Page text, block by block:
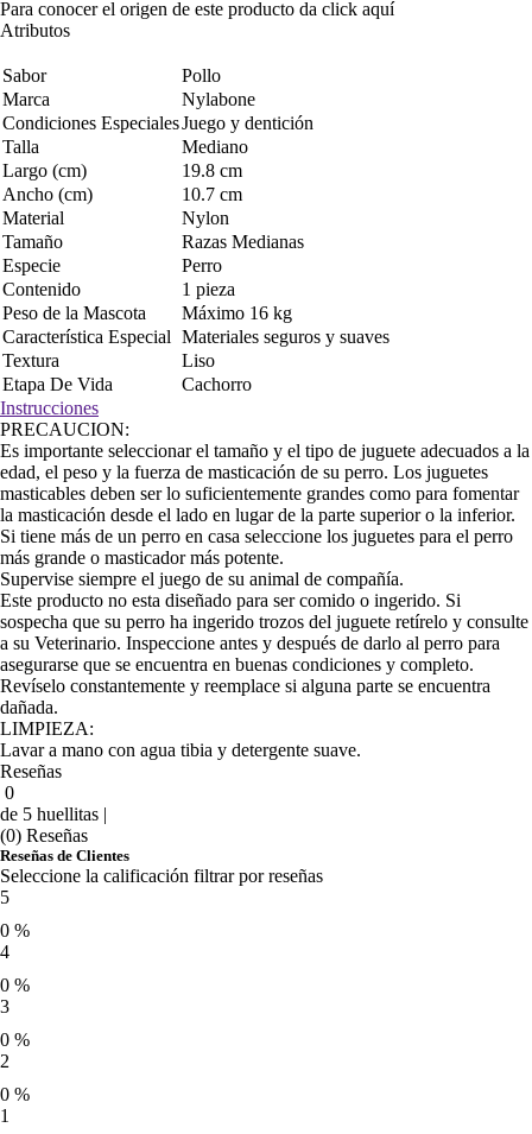
Para conocer el origen de este producto da click aquí
Atributos
Sabor
Pollo
Marca
Nylabone
Condiciones EspecialesJuego y dentición
Talla
Mediano
Largo (cm)
19.8 cm
Ancho (cm)
10.7 cm
Material
Nylon
Tamaño
Razas Medianas
Especie
Perro
Contenido
1 pieza
Peso de la Mascota
Máximo 16 kg
Característica Especial Materiales seguros y suaves
Textura
Liso
Etapa De Vida
Cachorro
Instrucciones
PRECAUCION:
Es importante seleccionar el tamaño y el tipo de juguete adecuados a la
edad, el peso y la fuerza de masticación de su perro. Los juguetes
masticables deben ser lo suficientemente grandes como para fomentar
la masticación desde el lado en lugar de la parte superior o la inferior.
Si tiene más de un perro en casa seleccione los juguetes para el perro
más grande o masticador más potente.
Supervise siempre el juego de su animal de compañía.
Este producto no esta diseñado para ser comido o ingerido. Si
sospecha que su perro ha ingerido trozos del juguete retírelo y consulte
a su Veterinario. Inspeccione antes y después de darlo al perro para
asegurarse que se encuentra en buenas condiciones y completo.
Revíselo constantemente y reemplace si alguna parte se encuentra
dañada.
LIMPIEZA:
Lavar a mano con agua tibia y detergente suave.
Reseñas
0
de 5 huellitas |
(0) Reseñas
Reseñas de Clientes
Seleccione la calificación filtrar por reseñas
5
0 %
4
0 %
3
0 %
2
0 %
1